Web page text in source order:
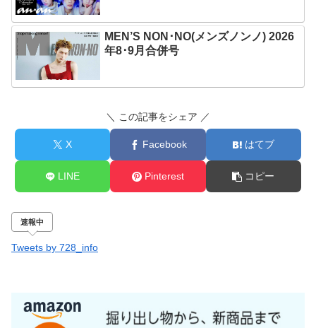
MEN’S NON･NO(メンズノンノ) 2026
年8･9月合併号
＼ この記事をシェア ／
X Facebook はてブ
LINE Pinterest コピー
速報中
Tweets by 728_info